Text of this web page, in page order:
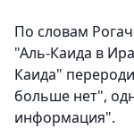
По словам
"Аль-Каида в
Каида"
больше нет",
информация".